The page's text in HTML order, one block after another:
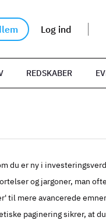
Log ind
REDSKABER
du er ny i
og jargoner, man
til mere avancerede
paginering sikrer, at